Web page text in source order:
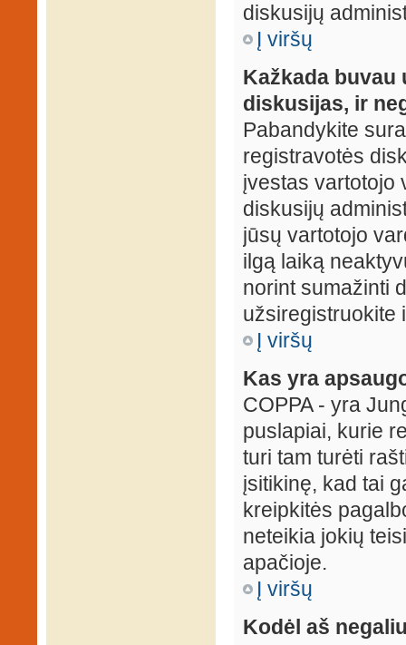
diskusijų
Į viršų
Kažkada buvau
diskusijas, ir
Pabandykite
registravotės
įvestas vartotojo
diskusijų
jūsų vartotojo
ilgą laiką
norint sumažinti
užsiregistruokite
Į viršų
Kas yra
COPPA - yra
puslapiai, kurie
turi tam turėti
įsitikinę, kad tai
kreipkitės
neteikia jokių
apačioje.
Į viršų
Kodėl aš